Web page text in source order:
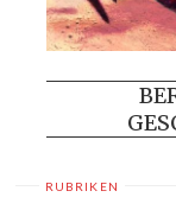
RUBRIKEN